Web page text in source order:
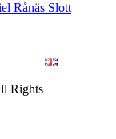
Rånäs Slott
Rights